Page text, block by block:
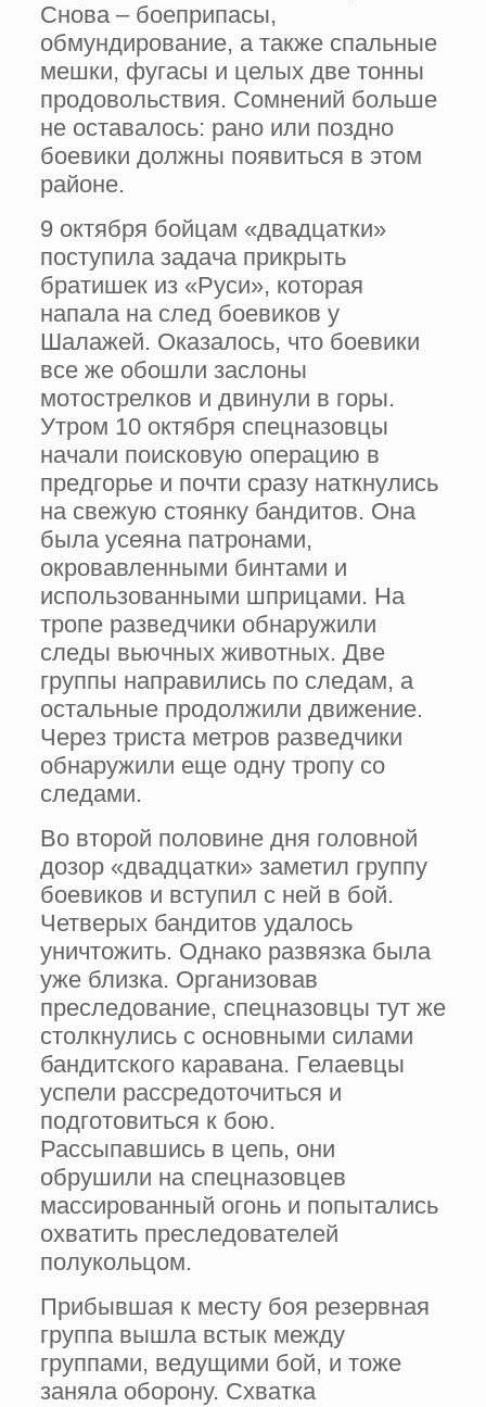
Снова – боеприпасы,
обмундирование, а также спальные
мешки, фугасы и целых две тонны
продовольствия. Сомнений больше
не оставалось: рано или поздно
боевики должны появиться в этом
районе.
9 октября бойцам «двадцатки»
поступила задача прикрыть
братишек из «Руси», которая
напала на след боевиков у
Шалажей. Оказалось, что боевики
все же обошли заслоны
мотострелков и двинули в горы.
Утром 10 октября спецназовцы
начали поисковую операцию в
предгорье и почти сразу наткнулись
на свежую стоянку бандитов. Она
была усеяна патронами,
окровавленными бинтами и
использованными шприцами. На
тропе разведчики обнаружили
следы вьючных животных. Две
группы направились по следам, а
остальные продолжили движение.
Через триста метров разведчики
обнаружили еще одну тропу со
следами.
Во второй половине дня головной
дозор «двадцатки» заметил группу
боевиков и вступил с ней в бой.
Четверых бандитов удалось
уничтожить. Однако развязка была
уже близка. Организовав
преследование, спецназовцы тут же
столкнулись с основными силами
бандитского каравана. Гелаевцы
успели рассредоточиться и
подготовиться к бою.
Рассыпавшись в цепь, они
обрушили на спецназовцев
массированный огонь и попытались
охватить преследователей
полукольцом.
Прибывшая к месту боя резервная
группа вышла встык между
группами, ведущими бой, и тоже
заняла оборону. Схватка